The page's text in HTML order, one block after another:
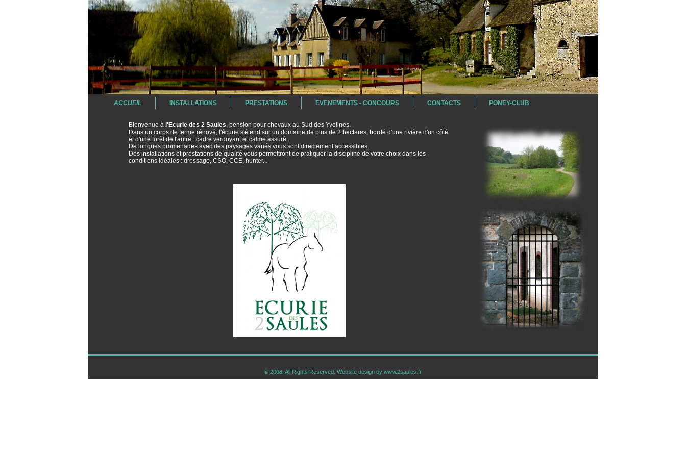
ACCUEIL INSTALLATIONS PRESTATIONS EVENEMENTS - CONCOURS CONTACTS PONEY-CLUB
Bienvenue à l'Ecurie des 2 Saules, pension pour chevaux au Sud des Yvelines.
Dans un corps de ferme rénové, l'écurie s'étend sur un domaine de plus de 2 hectares, bordé d'une rivière d'un côté
et d'une forêt de l'autre : cadre verdoyant et calme assuré.
De longues promenades avec des paysages variés vous sont directement accessibles.
Des installations et prestations de qualité vous permettront de pratiquer la discipline de votre choix dans les
conditions idéales : dressage, CSO, CCE, hunter...
© 2008. All Rights Reserved. Website design by www.2saules.fr